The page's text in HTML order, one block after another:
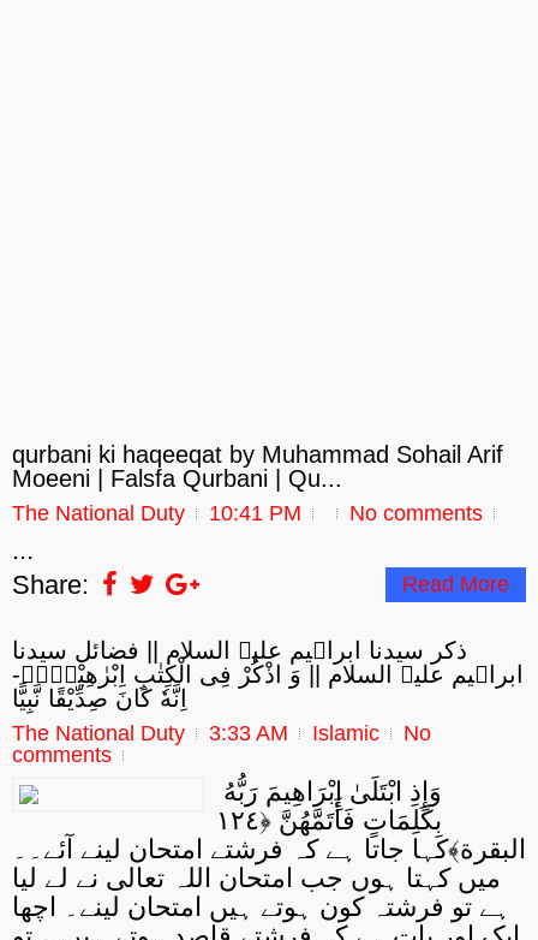
qurbani ki haqeeqat by Muhammad Sohail Arif
Moeeni | Falsfa Qurbani | Qu...
The National Duty 10:41 PM No comments
...
Share:
Read More
ذکر سیدنا ابراہیم علیہ السلام || فضائل سیدنا
ابراہیم علیہ السلام || وَ اذْكُرْ فِی الْكِتٰبِ اِبْرٰهِیْمَ۬ؕ-
اِنَّهٗ كَانَ صِدِّیْقًا نَّبِیًّا
The National Duty 3:33 AM Islamic
No
comments
بِكَلِمَاتٍ فَأَتَمَّهُنَّ ﴿١٢٤
البقرة﴾کہا جاتا ہے کہ فرشتے امتحان لینے آئے۔۔
میں کہتا ہوں جب امتحان اللہ تعالی نے لے لیا
ہے تو فرشتہ کون ہوتے ہیں امتحان لینے۔ اچھا